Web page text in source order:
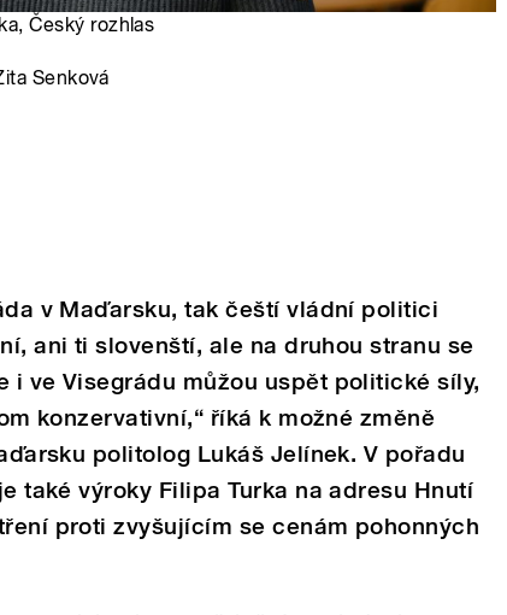
Český rozhlas
Senková
v Maďarsku, tak čeští vládní politici
ani ti slovenští, ale na druhou stranu se
i ve Visegrádu můžou uspět politické síly,
konzervativní,“ říká k možné změně
politolog Lukáš Jelínek. V pořadu
také výroky Filipa Turka na adresu Hnutí
proti zvyšujícím se cenám pohonných